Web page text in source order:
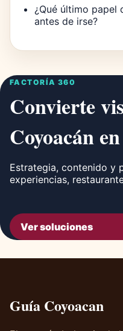
¿Qué último papel
antes de irse?
FACTORÍA 360
Convierte
Coyoacán
Estrategia, contenido y
experiencias,
Ver soluciones
Guía Coyoacan